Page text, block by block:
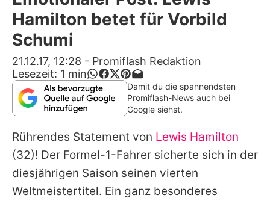
Alle Themen auf Promiflash
App runterladen
Team
Redaktionelle Richtlinien
Impressum
Datenschutzerklärung
Nutzungsbedingungen
Hamilton betet für Vorbild
Schumi
21.12.17, 12:28 - Promiflash Redaktion
Lesezeit: 1 min
Damit du die spannendsten
Promiflash-News auch bei
Google siehst.
Rührendes Statement von Lewis Hamilton
(32)! Der Formel-1-Fahrer sicherte sich in der
diesjährigen Saison seinen vierten
Weltmeistertitel. Ein ganz besonderes